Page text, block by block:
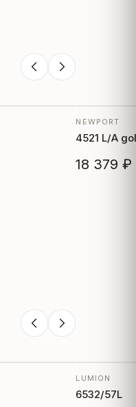
NEWPORT
4521 L/A
18 379 ₽
LUMION
6532/57L